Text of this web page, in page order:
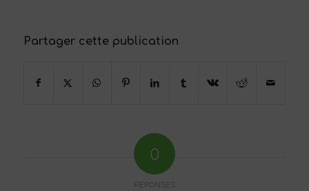
Partager cette publication
0
RÉPONSES